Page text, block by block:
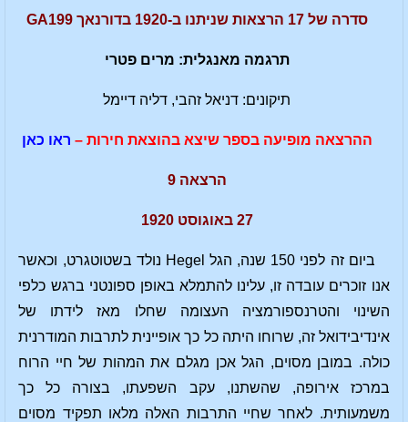
סדרה של 17 הרצאות שניתנו ב-1920 בדורנאך GA199
תרגמה מאנגלית: מרים פטרי
תיקונים: דניאל זהבי, דליה דיימל
ההרצאה מופיעה בספר שיצא בהוצאת חירות – ראו כאן
הרצאה 9
27 באוגוסט 1920
ביום זה לפני 150 שנה, הגל Hegel נולד בשטוטגרט, וכאשר
אנו זוכרים עובדה זו, עלינו להתמלא באופן ספונטני ברגש כלפי
השינוי והטרנספורמציה העצומה שחלו מאז לידתו של
אינדיבידואל זה, שרוחו היתה כל כך אופיינית לתרבות המודרנית
כולה. במובן מסוים, הגל אכן מגלם את המהות של חיי הרוח
במרכז אירופה, שהשתנו, עקב השפעתו, בצורה כל כך
משמעותית. לאחר שחיי התרבות האלה מלאו תפקיד מסוים